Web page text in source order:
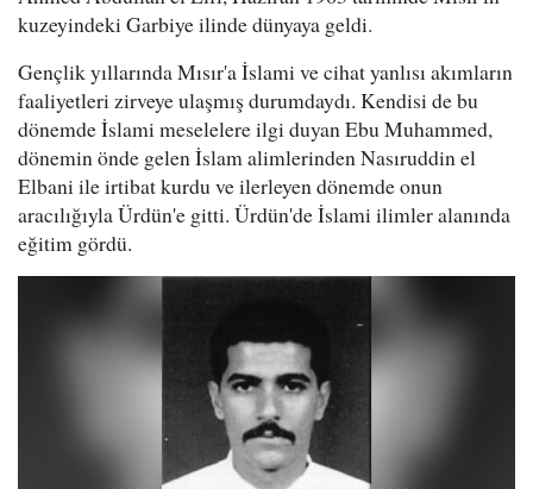
kuzeyindeki Garbiye ilinde dünyaya geldi.
Gençlik yıllarında Mısır'a İslami ve cihat yanlısı akımların
faaliyetleri zirveye ulaşmış durumdaydı. Kendisi de bu
dönemde İslami meselelere ilgi duyan Ebu Muhammed,
dönemin önde gelen İslam alimlerinden Nasıruddin el
Elbani ile irtibat kurdu ve ilerleyen dönemde onun
aracılığıyla Ürdün'e gitti. Ürdün'de İslami ilimler alanında
eğitim gördü.